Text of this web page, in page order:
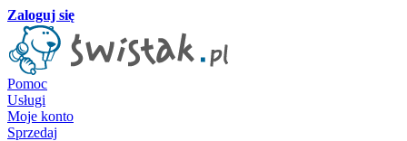
Zaloguj się
Pomoc
Usługi
Moje konto
Sprzedaj